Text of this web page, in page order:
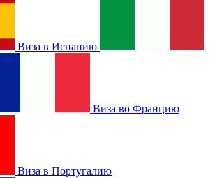
Виза в Испанию
Виза во Францию
Виза в Португалию